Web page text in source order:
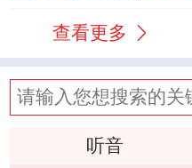
查看更多
听音